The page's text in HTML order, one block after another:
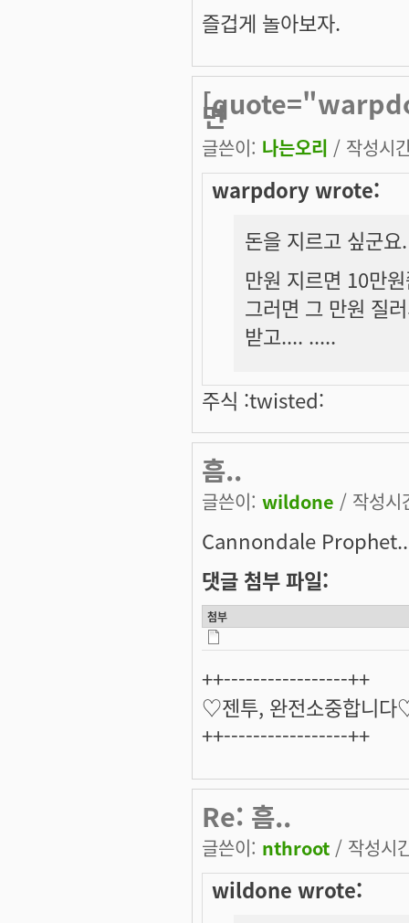
즐겁게 놀아보자.
면
글쓴이: 나는오리 / 작성시
warpdory wrote:
돈을 지르고 싶군요.
만원 지르면 10만
그러면 그 만원 질
받고.... .....
주식 :twisted:
흠..
글쓴이: wildone / 작성
Cannondale
댓글 첨부 파일:
첨부
++-----------------++
♡젠투, 완전소중합니
++-----------------++
Re: 흠..
글쓴이: nthroot / 작성시
wildone wrote: